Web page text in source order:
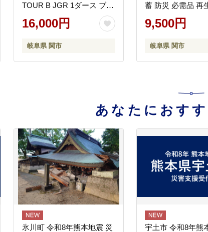
TOUR B JGR 1ダース ブリ
ヂストンスポーツ ブリジス
トン ツアーB ツアービー B
16,000円
岐阜県 関市
蓄 防災 必需品 再
にやさしい エコ
芯あり 個包装 エ
9,500円
岐阜県 関市
あなたにおす
氷川町 令和8年熊本地震 災
宇土市 令和8年熊